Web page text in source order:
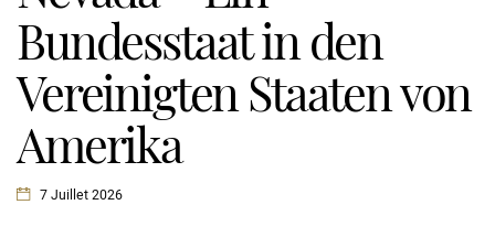
Bundesstaat in den
Vereinigten Staaten von
Amerika
7 Juillet 2026